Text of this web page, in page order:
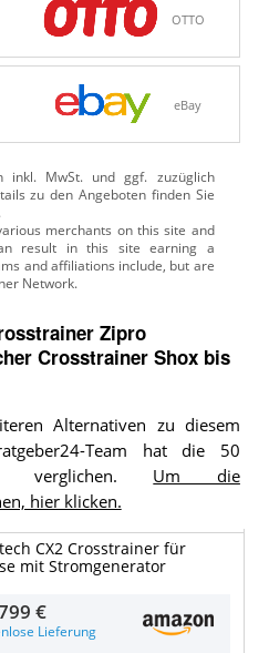
OTTO
eBay
inkl. MwSt. und ggf. zuzüglich
zu den Angeboten finden Sie
Zipro
Crosstrainer Shox bis
Alternativen zu diesem
Team hat die 50
verglichen. Um die
hier klicken.
CX2 Crosstrainer für
mit Stromgenerator
€
Lieferung